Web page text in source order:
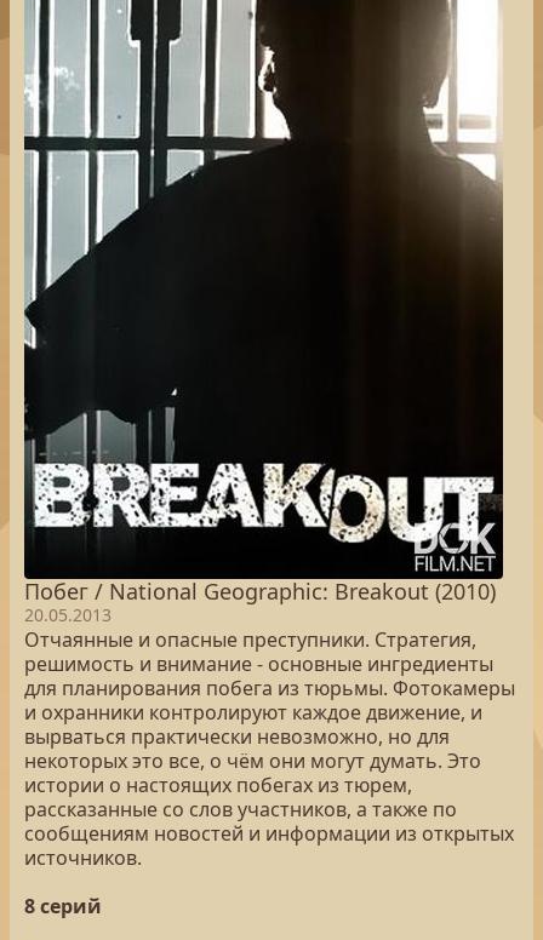
Побег / National Geographic: Breakout (2010)
20.05.2013
Отчаянные и опасные преступники. Стратегия,
решимость и внимание - основные ингредиенты
для планирования побега из тюрьмы. Фотокамеры
и охранники контролируют каждое движение, и
вырваться практически невозможно, но для
некоторых это все, о чём они могут думать. Это
истории о настоящих побегах из тюрем,
рассказанные со слов участников, а также по
сообщениям новостей и информации из открытых
источников.
8 серий